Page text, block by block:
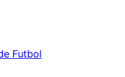
Futbol